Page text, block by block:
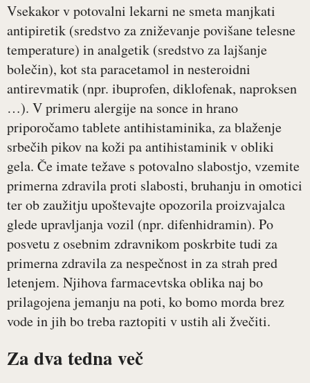
Vsekakor v potovalni lekarni ne smeta manjkati
antipiretik (sredstvo za zniževanje povišane telesne
temperature) in analgetik (sredstvo za lajšanje
bolečin), kot sta paracetamol in nesteroidni
antirevmatik (npr. ibuprofen, diklofenak, naproksen
…). V primeru alergije na sonce in hrano
priporočamo tablete antihistaminika, za blaženje
srbečih pikov na koži pa antihistaminik v obliki
gela. Če imate težave s potovalno slabostjo, vzemite
primerna zdravila proti slabosti, bruhanju in omotici
ter ob zaužitju upoštevajte opozorila proizvajalca
glede upravljanja vozil (npr. difenhidramin). Po
posvetu z osebnim zdravnikom poskrbite tudi za
primerna zdravila za nespečnost in za strah pred
letenjem. Njihova farmacevtska oblika naj bo
prilagojena jemanju na poti, ko bomo morda brez
vode in jih bo treba raztopiti v ustih ali žvečiti.
Za dva tedna več